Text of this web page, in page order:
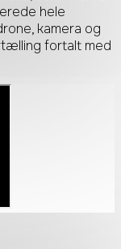
hele
kamera og
fortalt med